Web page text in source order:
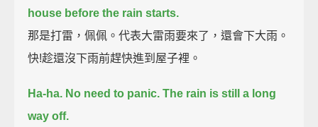
house before the rain starts.
那是打雷，佩佩。代表大雷雨要來了，還會下大雨。
快!趁還沒下雨前趕快進到屋子裡。
Ha-ha. No need to panic. The rain is still a long
way off.